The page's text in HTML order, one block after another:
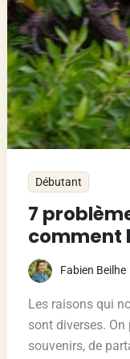
Débutant
7
comment
Fabien Beilhe
Les raisons qui
sont diverses.
souvenirs, de